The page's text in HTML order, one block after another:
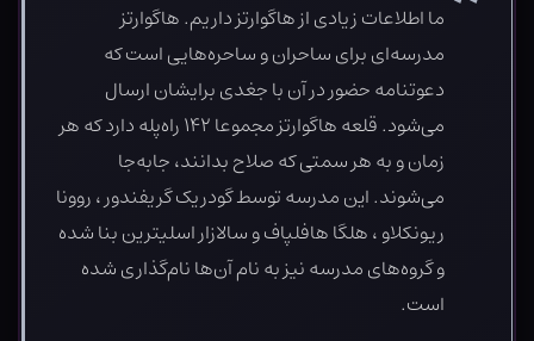
ما اطلاعات زیادی از هاگوارتز داریم. هاگوارتز
مدرسه‌ای برای ساحران و ساحره‌هایی است که
دعوتنامه حضور در آن با جغدی برایشان ارسال
می‌شود. قلعه هاگوارتز مجموعا ۱۴۲ راه‌پله دارد که هر
زمان و به هر سمتی که صلاح بدانند، جا‌به‌جا
می‌شوند. این مدرسه توسط گودریک گریفندور ، روونا
ریونکلاو ، هلگا هافلپاف و سالازار اسلیترین بنا شده
و گروه‌های مدرسه نیز به نام آن‌ها نام‌گذاری شده
است.